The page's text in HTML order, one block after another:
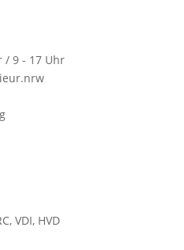
/ 9 - 17 Uhr
, VDI, HVD